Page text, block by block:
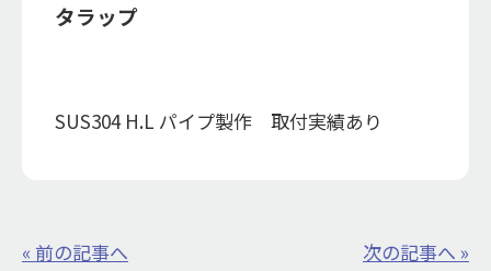
タラップ
SUS304 H.L パイプ製作 取付実績あり
« 前の記事へ 次の記事へ »